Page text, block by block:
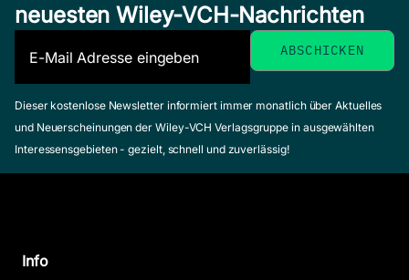
neuesten Wiley-VCH-Nachrichten
Dieser kostenlose Newsletter informiert immer monatlich über Aktuelles
und Neuerscheinungen der Wiley-VCH Verlagsgruppe in ausgewählten
Interessensgebieten - gezielt, schnell und zuverlässig!
Info